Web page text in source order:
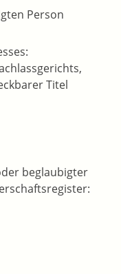
Person
Titel
beglaubigter